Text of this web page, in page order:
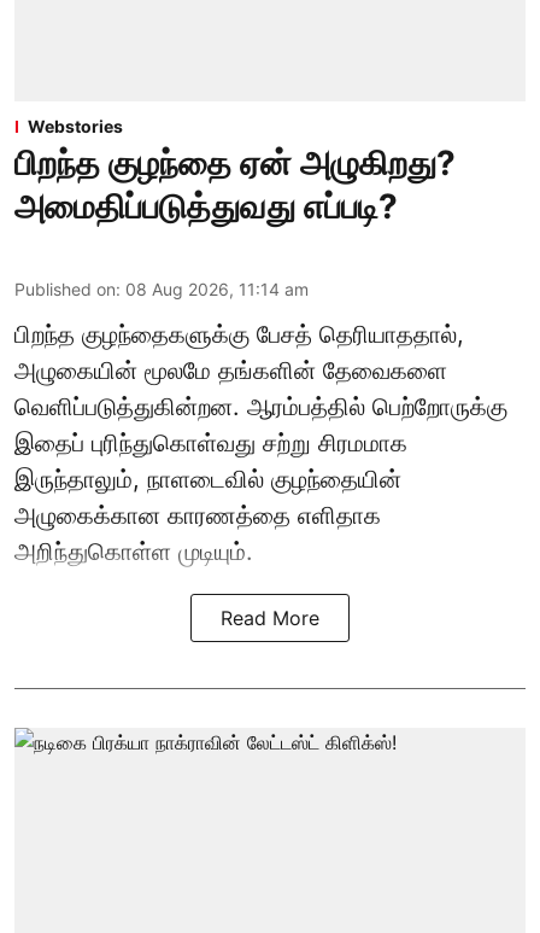
Webstories
பிறந்த குழந்தை ஏன் அழுகிறது?
அமைதிப்படுத்துவது எப்படி?
Published on: 08 Aug 2026, 11:14 am
பிறந்த குழந்தைகளுக்கு பேசத் தெரியாததால்,
அழுகையின் மூலமே தங்களின் தேவைகளை
வெளிப்படுத்துகின்றன. ஆரம்பத்தில் பெற்றோருக்கு
இதைப் புரிந்துகொள்வது சற்று சிரமமாக
இருந்தாலும், நாளடைவில் குழந்தையின்
அழுகைக்கான காரணத்தை எளிதாக
அறிந்துகொள்ள முடியும்.
Read More